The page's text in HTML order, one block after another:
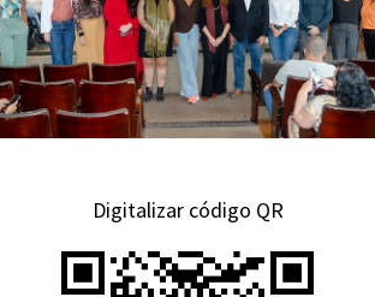
Digitalizar código QR